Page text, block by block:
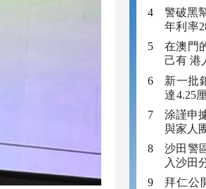
警破黑
年利率
年追數
在澳門
己有 港
新一批
達4.25
金額最
涂謹申
與家人
沙田警
入沙田
拜仁公